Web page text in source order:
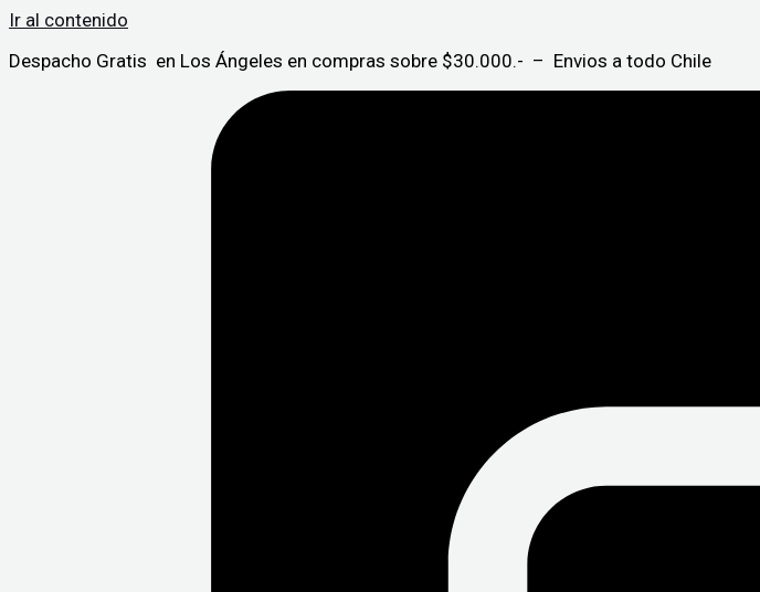
Ir al contenido
Despacho Gratis en Los Ángeles en compras sobre $30.000.- – Envios a todo Chile